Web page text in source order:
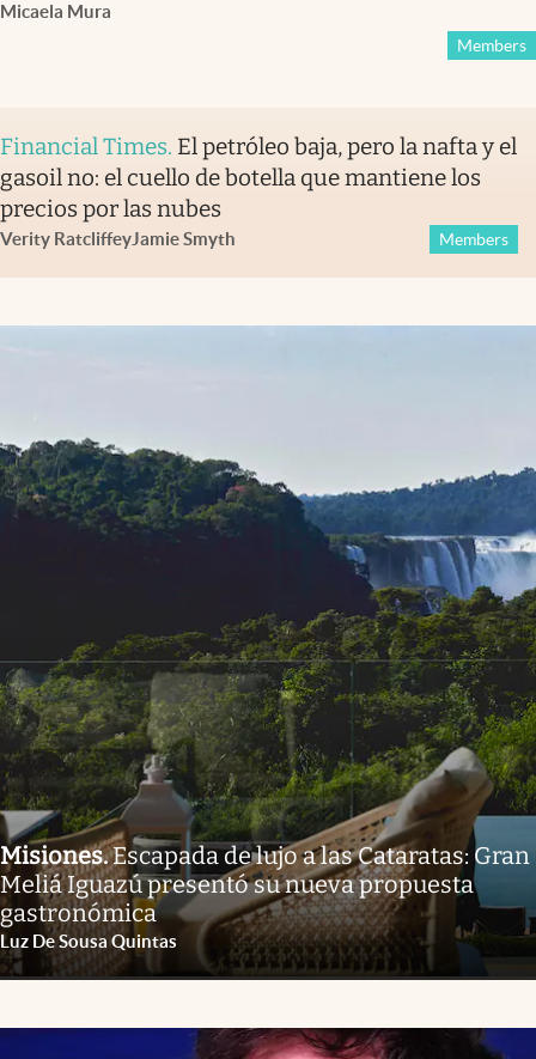
Micaela Mura
Members
Financial Times. El petróleo baja, pero la nafta y el
gasoil no: el cuello de botella que mantiene los
precios por las nubes
Verity RatcliffeyJamie Smyth Members
Misiones.Escapada de lujo a las Cataratas: Gran
Meliá Iguazú presentó su nueva propuesta
gastronómica
Luz De Sousa Quintas